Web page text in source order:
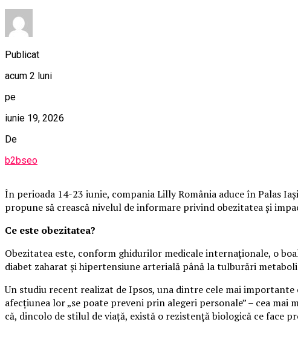
Publicat
acum 2 luni
pe
iunie 19, 2026
De
b2bseo
În perioada 14-23 iunie, compania Lilly România aduce în Palas
propune să crească nivelul de informare privind obezitatea și
Ce este obezitatea?
Obezitatea este, conform ghidurilor medicale internaționale, o
diabet zaharat și hipertensiune arterială până la tulburări
Un studiu recent realizat de Ipsos, una dintre cele mai
afecțiunea lor „se poate preveni prin alegeri personale” – cea
că, dincolo de stilul de viață, există o rezistență biologică ce face